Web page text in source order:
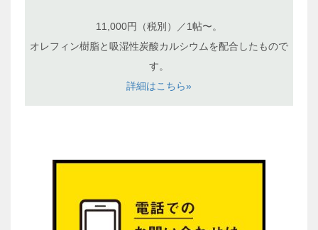
11,000円（税別）／1帖〜。
オレフィン樹脂と吸湿性炭酸カルシウムを配合したもので
す。
詳細はこちら»